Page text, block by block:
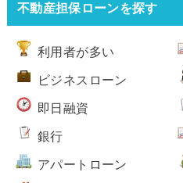
不動産担保ローンを探す
利用者が多い
ビジネスローン
即日融資
銀行
アパートローン